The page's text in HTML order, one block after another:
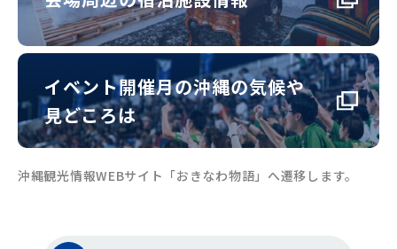
イベント開催月の沖縄の気候や
見どころは
沖縄観光情報WEBサイト「おきなわ物語」へ遷移します。